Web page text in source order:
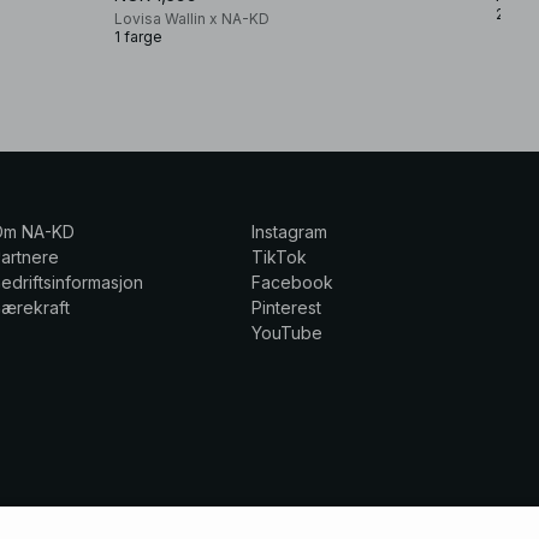
Lovisa Wallin x NA-KD
1 farge
2
NA-KD
Instagram
TikTok
Facebook
Pinterest
YouTube